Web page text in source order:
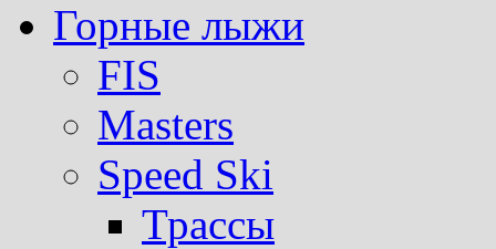
Горные лыжи
FIS
Masters
Speed Ski
Трассы